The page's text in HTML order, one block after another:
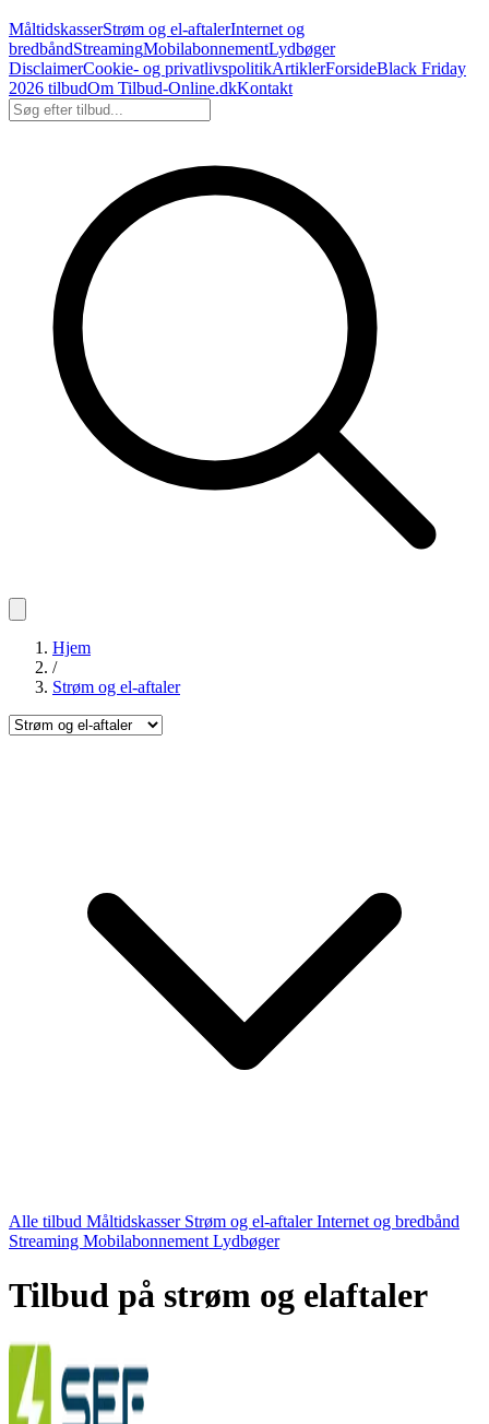
MåltidskasserStrøm og el-aftalerInternet og
bredbåndStreamingMobilabonnementLydbøger
DisclaimerCookie- og privatlivspolitikArtiklerForsideBlack Friday
2026 tilbudOm Tilbud-Online.dkKontakt
Hjem
/
Strøm og el-aftaler
Alle tilbud Måltidskasser Strøm og el-aftalerInternet og bredbånd
Streaming MobilabonnementLydbøger
Tilbud på strøm og elaftaler